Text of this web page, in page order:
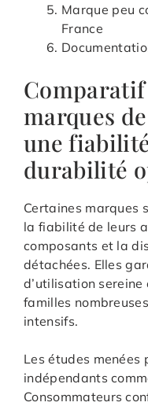
Marque peu
France
marques
une
durabilité
Certaines marques
la fiabilité de leurs
composants et la
détachées. Elles
d’utilisation
familles
intensifs.
Les études menées
indépendants
Consommateurs